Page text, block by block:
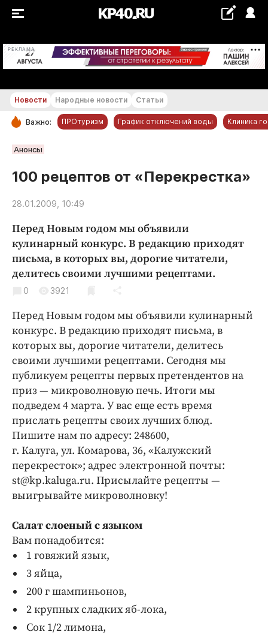
РЕКЛАМА +21...+22 °С
РУБРИКИ
Новости компаний
Статьи
Народные новости
Авто и транспорт
Благоустройство
Криминал
Культура
Недвижимость и ЖКХ
Образование
Общество
Погода
Праздники
Происшествия
Спорт
Экономика и бизнес
ПРОЕКТЫ
Блоги
Издания
Медиаперсона
Интересное чтиво
Клиника года
Бренд года
Работодатель года
Новости Народные новости Статьи
Важно: ПРОтуризм График отключений воды Клиника
Анонсы
100 рецептов от «Перекрестка»
28.01.2009, 10:49
Перед Новым годом мы объявили
кулинарный конкурс. В редакцию приходят
письма, в которых вы, дорогие читатели,
делитесь своими лучшими рецептами.
0 3921
Перед Новым годом мы объявили кулинарный
конкурс. В редакцию приходят письма, в
которых вы, дорогие читатели, делитесь
своими лучшими рецептами. Сегодня мы
публикуем рецепты первых претендентов на
приз — микроволновую печь. Итоги мы
подведем 4 марта. У вас еще есть время
прислать рецепты своих лучших блюд.
Пишите нам по адресу: 248600,
г. Калуга, ул. Комарова, 36, «Калужский
перекресток»; адрес электронной почты:
st@kp.kaluga.ru. Присылайте рецепты —
выигрывайте микроволновку!
Салат слоеный с языком
Вам понадобится:
1 говяжий язык,
3 яйца,
200 г шампиньонов,
2 крупных сладких яб-лока,
Сок 1/2 лимона,